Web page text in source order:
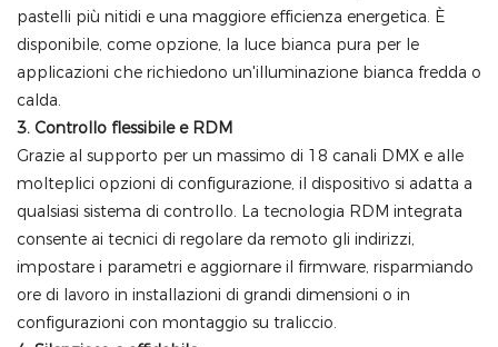
pastelli più nitidi e una maggiore efficienza energetica. È
disponibile, come opzione, la luce bianca pura per le
applicazioni che richiedono un'illuminazione bianca fredda o
calda.
3. Controllo flessibile e RDM
Grazie al supporto per un massimo di 18 canali DMX e alle
molteplici opzioni di configurazione, il dispositivo si adatta a
qualsiasi sistema di controllo. La tecnologia RDM integrata
consente ai tecnici di regolare da remoto gli indirizzi,
impostare i parametri e aggiornare il firmware, risparmiando
ore di lavoro in installazioni di grandi dimensioni o in
configurazioni con montaggio su traliccio.